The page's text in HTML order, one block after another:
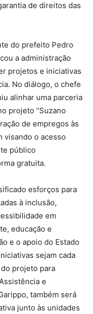
de direitos das
do prefeito Pedro
a administração
projetos e iniciativas
No diálogo, o chefe
alinhar uma parceria
projeto “Suzano
de empregos às
visando o acesso
público
gratuita.
esforços para
à inclusão,
em
educação e
e o apoio do Estado
sejam cada
projeto para
e
também será
junto às unidades